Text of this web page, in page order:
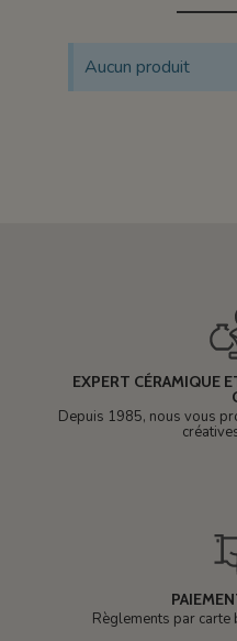
Aucun produit
EXPERT CÉRAMIQUE
Depuis 1985, nous vous
Règlements par